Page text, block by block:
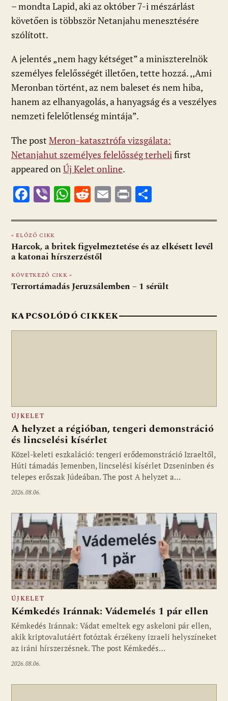
– mondta Lapid, aki az október 7-i mészárlást
követően is többször Netanjahu menesztésére
szólított.
A jelentés „nem hagy kétséget” a miniszterelnök
személyes felelősségét illetően, tette hozzá. ,,Ami
Meronban történt, az nem baleset és nem hiba,
hanem az elhanyagolás, a hanyagság és a veszélyes
nemzeti felelőtlenség mintája”.
The post Meron-katasztrófa vizsgálata:
Netanjahut személyes felelősség terheli first
appeared on Új Kelet online.
F
e
b
o
o
k
Vi
er
W
at
s
A
p
p
R
d
di
t
E
ai
l
Pr
t za
m
« ELŐZŐ CIKK
Harcok, a britek figyelmeztetése és az elkésett levél
a katonai hírszerzéstől
KÖVETKEZŐ CIKK »
Terrortámadás Jeruzsálemben – 1 sérült
KAPCSOLÓDÓ CIKKEK
ÚJKELET
A helyzet a régióban, tengeri demonstráció
és lincselési kísérlet
Közel-keleti eszkaláció: tengeri erődemonstráció Izraeltől,
Húti támadás Jemenben, lincselési kísérlet Dzseninben és
telepes erőszak Júdeában. The post A helyzet a…
2026.08.06.
ÚJKELET
Kémkedés Iránnak: Vádemelés 1 pár ellen
Kémkedés Iránnak: Vádat emeltek egy askeloni pár ellen,
akik kriptovalutáért fotóztak érzékeny izraeli helyszíneket
az iráni hírszerzésnek. The post Kémkedés…
2026.08.06.